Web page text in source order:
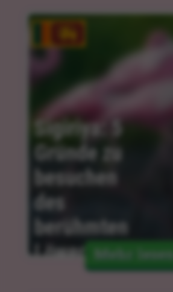
Sigiriya: 5
Gründe zu
besuchen
des
berühmten
Löwenfelsens
Mehr lesen